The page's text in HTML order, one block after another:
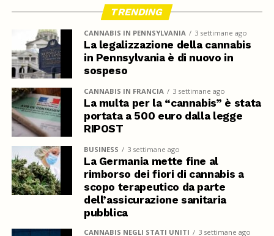
TRENDING
CANNABIS IN PENNSYLVANIA 3 settimane ago
La legalizzazione della cannabis
in Pennsylvania è di nuovo in
sospeso
CANNABIS IN FRANCIA 3 settimane ago
La multa per la “cannabis” è stata
portata a 500 euro dalla legge
RIPOST
BUSINESS 3 settimane ago
La Germania mette fine al
rimborso dei fiori di cannabis a
scopo terapeutico da parte
dell’assicurazione sanitaria
pubblica
CANNABIS NEGLI STATI UNITI 3 settimane ago